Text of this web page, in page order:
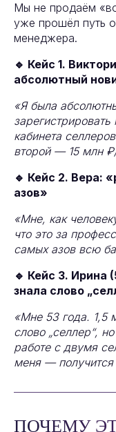
Мы не продаём
уже прошёл путь
менеджера.
🔹 Кейс 1.
абсолютный
«Я была
кабинета
второй — 15 млн
🔹 Кейс 2. Вера:
азов»
«Мне, как
что это за
самых азов всю
🔹 Кейс 3. Ирина
знала слово
«Мне 53 года. 1,5
слово „селлер“,
работе с двумя
меня — получится
ПОЧЕМУ